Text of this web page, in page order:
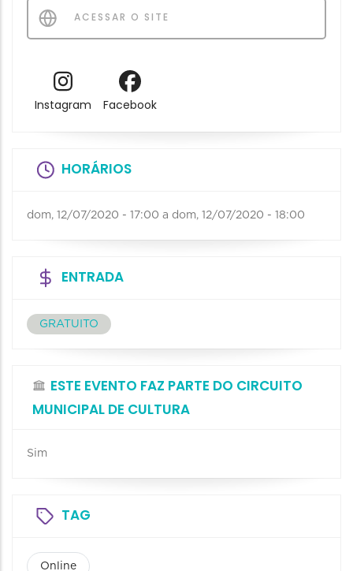
ACESSAR O SITE
Instagram Facebook
HORÁRIOS
dom, 12/07/2020 - 17:00 a dom, 12/07/2020 - 18:00
ENTRADA
GRATUITO
ESTE EVENTO FAZ PARTE DO CIRCUITO
MUNICIPAL DE CULTURA
Sim
TAG
Online